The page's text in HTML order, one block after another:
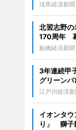
浅草経済新聞
北習志野の
170周年
船橋経済新聞
3年連続甲
グリーン
江戸川経済新
イオンタ
り」 獅子